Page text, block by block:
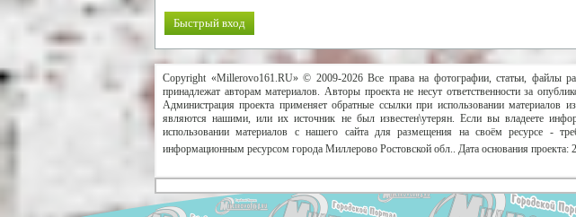
Copyright «Millerovo161.RU» © 2009-2026 Все права на фотографии, статьи, файлы
принадлежат авторам материалов. Авторы проекта не несут ответственности за
Администрация проекта применяет обратные ссылки при использовании
являются нашими, или их источник не был известен\утерян. Если вы владеете
использовании материалов с нашего сайта для размещения на своём ресурсе -
информационным ресурсом города Миллерово Ростовской обл.. Дата основания проекта: